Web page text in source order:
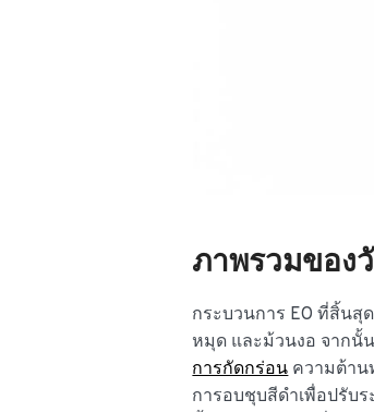
ภาพรวมของ
กระบวนการ EO ที่สิ้นสุ
หมุด และม้วนงอ จากนั้
การกัดกร่อนความต้าน
การอบชุบสีดำเพื่อปรับ